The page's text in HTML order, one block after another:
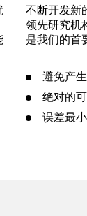
不断开发新
领先研究机
是我们的首
避免产
绝对的
误差最